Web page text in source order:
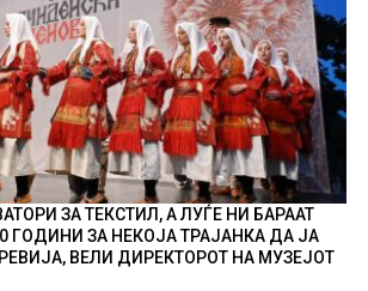
ЗА ТЕКСТИЛ, А ЛУЃЕ НИ БАРААТ
ГОДИНИ ЗА НЕКОЈА ТРАЈАНКА ДА ЈА
ВЕЛИ ДИРЕКТОРОТ НА МУЗЕЈОТ